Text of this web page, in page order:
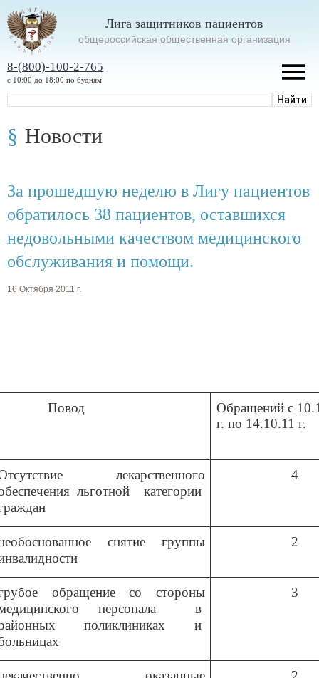
Лига защитников пациентов
oбщероссийская общественная организация
8-(800)-100-2-765
с 10:00 до 18:00 по будням
Новости
За прошедшую неделю в Лигу пациентов
обратилось 38 пациентов, оставшихся
недовольными качеством медицинского
обслуживания и помощи.
16 Октября 2011 г.
Повод
Обращений с
г. по 14.10.11 г.
лекарственного
льготной категории
4
снятие группы
2
обращение со стороны
персонала в
поликлиниках
и
3